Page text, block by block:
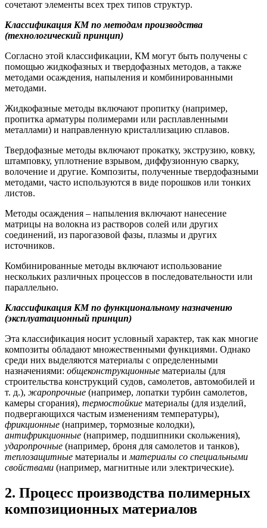
сочетают элементы всех трех типов структур.
Классификация КМ по методам производства
(технологический принцип)
Согласно этой классификации, КМ могут быть получены с
помощью жидкофазных и твердофазных методов, а также
методами осаждения, напыления и комбинированными
методами.
Жидкофазные методы включают пропитку (например,
пропитка арматуры полимерами или расплавленными
металлами) и направленную кристаллизацию сплавов.
Твердофазные методы включают прокатку, экструзию, ковку,
штамповку, уплотнение взрывом, диффузионную сварку,
волочение и другие. Композиты, полученные твердофазными
методами, часто используются в виде порошков или тонких
листов.
Методы осаждения – напыления включают нанесение
матрицы на волокна из растворов солей или других
соединений, из парогазовой фазы, плазмы и других
источников.
Комбинированные методы включают использование
нескольких различных процессов в последовательности или
параллельно.
Классификация КМ по функциональному назначению
(эксплуатационный принцип)
Эта классификация носит условный характер, так как многие
композиты обладают множественными функциями. Однако
среди них выделяются материалы с определенными
назначениями: общеконструкционные материалы (для
строительства конструкций судов, самолетов, автомобилей и
т. д.), жаропрочные (например, лопатки турбин самолетов,
камеры сгорания), термостойкие материалы (для изделий,
подвергающихся частым изменениям температуры),
фрикционные (например, тормозные колодки),
антифрикционные (например, подшипники скольжения),
ударопрочные (например, броня для самолетов и танков),
теплозащитные материалы и материалы со специальными
свойствами (например, магнитные или электрические).
2. Процесс производства полимерных
композиционных материалов